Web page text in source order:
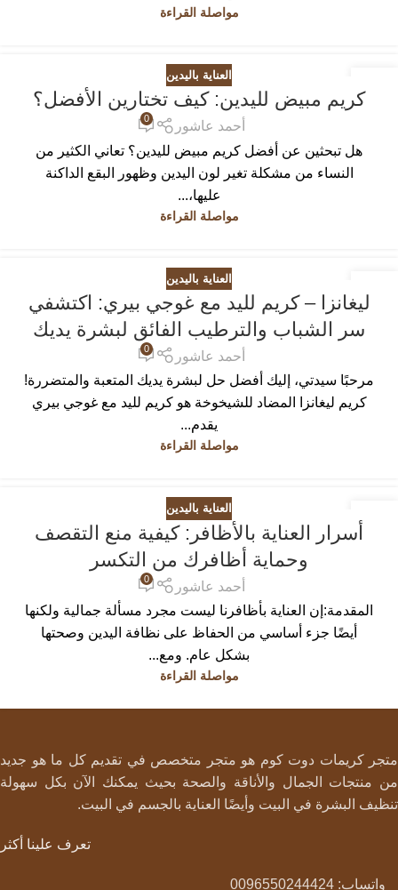
مواصلة القراءة
مارس
العناية باليدين
كريم مبيض لليدين: كيف تختارين الأفضل؟
أحمد عاشور
0
هل تبحثين عن أفضل كريم مبيض لليدين؟ تعاني الكثير من
النساء من مشكلة تغير لون اليدين وظهور البقع الداكنة
عليها،...
مواصلة القراءة
فبراير
العناية باليدين
ليغانزا – كريم لليد مع غوجي بيري: اكتشفي
سر الشباب والترطيب الفائق لبشرة يديك
أحمد عاشور
0
مرحبًا سيدتي، إليك أفضل حل لبشرة يديك المتعبة والمتضررة!
كريم ليغانزا المضاد للشيخوخة هو كريم لليد مع غوجي بيري
يقدم...
مواصلة القراءة
العناية باليدين
أسرار العناية بالأظافر: كيفية منع التقصف
وحماية أظافرك من التكسر
أحمد عاشور
0
المقدمة:إن العناية بأظافرنا ليست مجرد مسألة جمالية ولكنها
أيضًا جزء أساسي من الحفاظ على نظافة اليدين وصحتها
بشكل عام. ومع...
مواصلة القراءة
متجر كريمات دوت كوم هو متجر متخصص في تقديم كل ما هو جديد
من منتجات الجمال والأناقة والصحة بحيث يمكنك الآن بكل سهولة
تنظيف البشرة في البيت وأيضًا العناية بالجسم في البيت.
تعرف علينا أكثر
واتساب: 0096550244424